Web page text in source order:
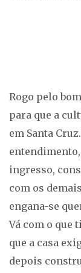
Rogo pelo
para que a
em Santa
ingresso,
com os
engana-se
Vá com o que
que a casa
depois